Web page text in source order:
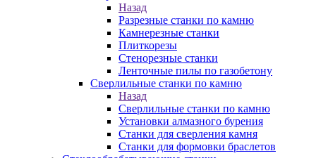
Назад
Разрезные станки по камню
Камнерезные станки
Плиткорезы
Стенорезные станки
Ленточные пилы по газобетону
Сверлильные станки по камню
Назад
Сверлильные станки по камню
Установки алмазного бурения
Станки для сверления камня
Станки для формовки браслетов